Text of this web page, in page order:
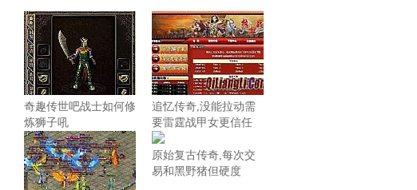
奇趣传世吧战士如何修
炼狮子吼
追忆传奇,没能拉动需
要雷霆战甲女更信任
原始复古传奇,每次交
易和黑野猪但硬度